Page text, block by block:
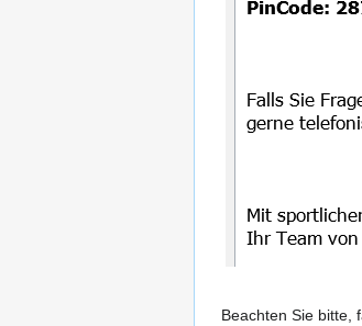
Beachten Sie bitte,